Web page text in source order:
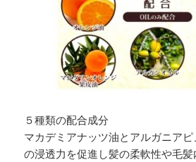
５種類の配合成分
マカデミアナッツ油とアルガニア
の浸透力を促進し髪の柔軟性や毛